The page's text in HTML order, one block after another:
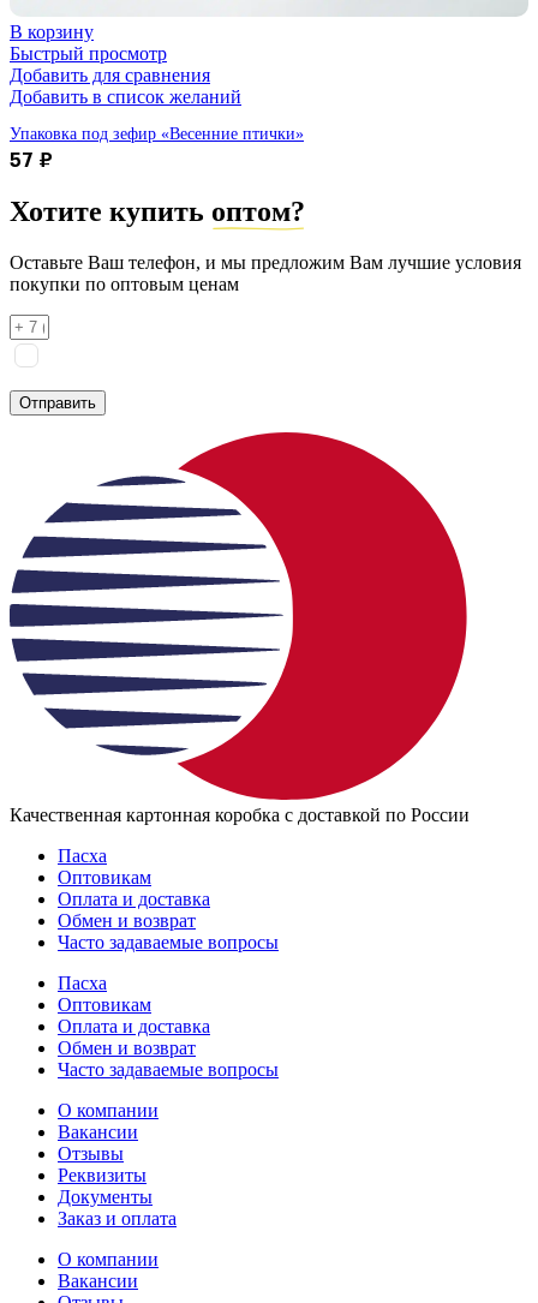
В корзину
Быстрый просмотр
Добавить для сравнения
Добавить в список желаний
Упаковка под зефир «Весенние птички»
57 ₽
Хотите купить оптом?
Оставьте Ваш телефон, и мы предложим Вам лучшие условия
покупки по оптовым ценам
Отправить
Качественная картонная коробка с доставкой по России
Пасха
Оптовикам
Оплата и доставка
Обмен и возврат
Часто задаваемые вопросы
Пасха
Оптовикам
Оплата и доставка
Обмен и возврат
Часто задаваемые вопросы
О компании
Вакансии
Отзывы
Реквизиты
Документы
Заказ и оплата
О компании
Вакансии